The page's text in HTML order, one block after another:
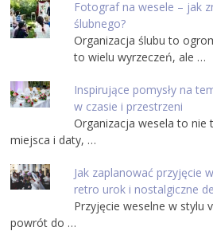
Fotograf na wesele – jak
ślubnego?
Organizacja ślubu to
to wielu wyrzeczeń, ale …
Inspirujące pomysły na
w czasie i przestrzeni
Organizacja wesela to nie
miejsca i daty, …
Jak zaplanować przyjęcie
retro urok i nostalgiczne
Przyjęcie weselne w stylu
powrót do …